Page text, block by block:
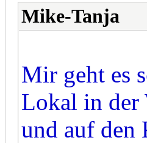
Mike-Tanja
Mir geht es
Lokal in der
und auf den